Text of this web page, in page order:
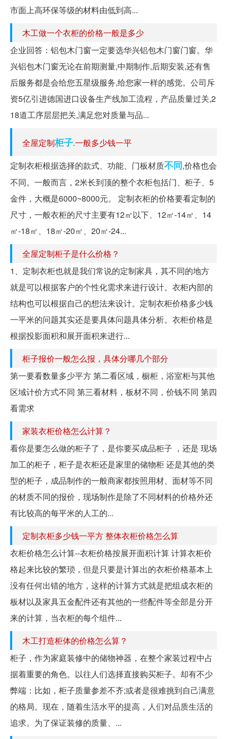
市面上高环保等级的材料由低到高...
木工做一个衣柜的价格一般是多少
企业回答：铝包木门窗一定要选华兴铝包木门窗门窗。华
兴铝包木门窗无论在前期测量,中期制作,后期安装,还有售
后服务都是会给您五星级服务,给您家一样的感觉。公司斥
资5亿引进德国进口设备生产线加工流程，产品质量过关,2
18道工序层层把关,满足您对质量与品...
全屋定制柜子.一般多少钱一平
定制衣柜根据选择的款式、功能、门板材质不同,价格也会
不同。一般而言，2米长到顶的整个衣柜包括门、柜子、5
金件，大概是6000~8000元。 定制衣柜的价格要看定制的
尺寸，一般衣柜的尺寸主要有12㎡以下、12㎡-14㎡、14
㎡-18㎡、18㎡-20㎡、20㎡-24...
全屋定制柜子是什么价格？
1、定制衣柜也就是我们常说的定制家具，其不同的地方
就是可以根据客户的个性化需求来进行设计。衣柜内部的
结构也可以根据自己的想法来设计。定制衣柜价格多少钱
一平米的问题其实还是要具体问题具体分析。衣柜价格是
根据投影面积和展开面积来进行...
柜子报价一般怎么报，具体分哪几个部分
第一要看数量多少平方 第二看区域，橱柜，浴室柜与其他
区域计价方式不同 第三看材料，板材不同，价钱不同 第四
看需求
家装衣柜价格怎么计算？
看你是要怎么做的柜子了，是你要买成品柜子 ，还是 现场
加工的柜子，柜子是衣柜还是家里的储物柜 还是其他的类
型的柜子，成品制作的一般商家都按照用材、面材等不同
的材质不同的报价，现场制作是除了不同材料的价格外还
有比较高的每平米的人工的...
定制衣柜多少钱一平方 整体衣柜价格怎么算
衣柜价格怎么计算--衣柜价格按展开面积计算 计算衣柜价
格起来比较的繁琐，但是只要是计算出的衣柜价格基本上
没有任何出错的地方，这样的计算方式就是把组成衣柜的
板材以及家具五金配件还有其他的一些配件等全部是分开
来的计算，当衣柜的每个组件...
木工打造柜体的价格怎么算？
柜子，作为家庭装修中的储物神器，在整个家装过程中占
据着重要的角色。以往人们选择直接购买柜子。却有不少
弊端：比如，柜子质量参差不齐;或者是很难挑到自己满意
的格局。现在，随着生活水平的提高，人们对品质生活的
追求。为了保证装修的质量、...